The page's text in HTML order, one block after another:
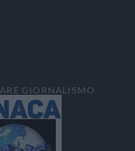
GIORNALISMO